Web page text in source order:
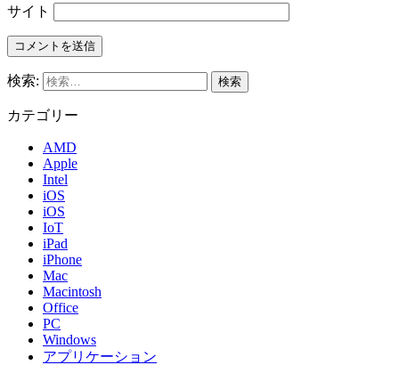
サイト
検索:
カテゴリー
AMD
Apple
Intel
iOS
iOS
IoT
iPad
iPhone
Mac
Macintosh
Office
PC
Windows
アプリケーション